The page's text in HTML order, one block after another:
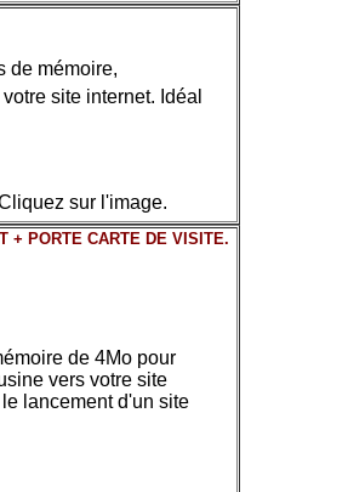
de mémoire,
site internet. Idéal
sur l'image.
+ PORTE CARTE DE VISITE.
de 4Mo pour
vers votre site
lancement d'un site